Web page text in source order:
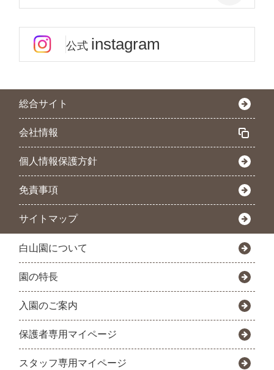
公式 instagram
総合サイト
会社情報
個人情報保護方針
免責事項
サイトマップ
白山園について
園の特長
入園のご案内
保護者専用マイページ
スタッフ専用マイページ